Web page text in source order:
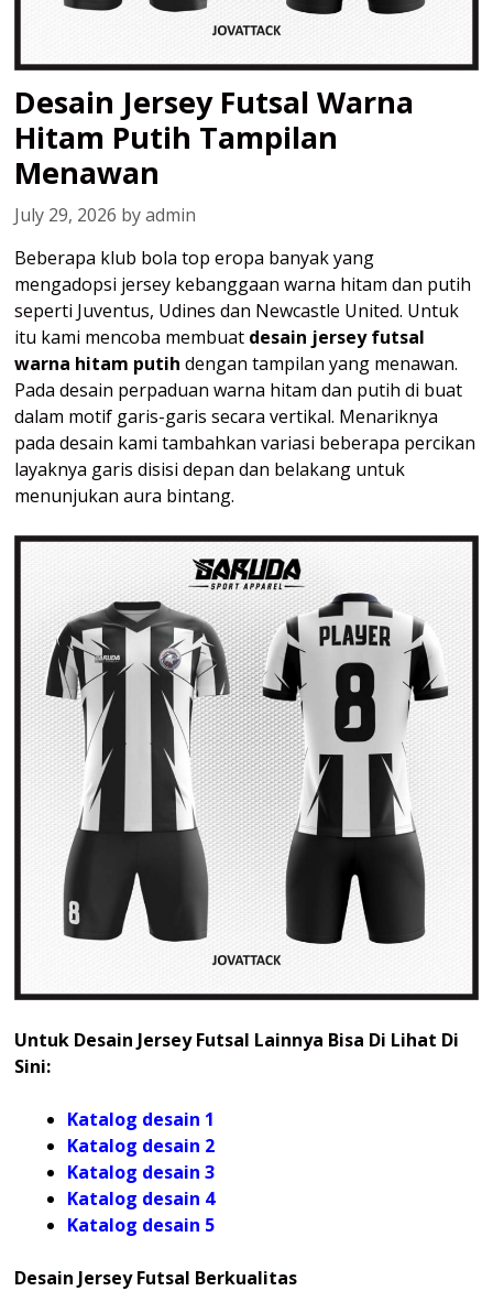
Desain Jersey Futsal Warna
Hitam Putih Tampilan
Menawan
July 29, 2026 byadmin
Beberapa klub bola top eropa banyak yang
mengadopsi jersey kebanggaan warna hitam dan putih
seperti Juventus, Udines dan Newcastle United. Untuk
itu kami mencoba membuat desain jersey futsal
warna hitam putih dengan tampilan yang menawan.
Pada desain perpaduan warna hitam dan putih di buat
dalam motif garis-garis secara vertikal. Menariknya
pada desain kami tambahkan variasi beberapa percikan
layaknya garis disisi depan dan belakang untuk
menunjukan aura bintang.
Untuk Desain Jersey Futsal Lainnya Bisa Di Lihat Di
Sini:
Katalog desain 1
Katalog desain 2
Katalog desain 3
Katalog desain 4
Katalog desain 5
Desain Jersey Futsal Berkualitas